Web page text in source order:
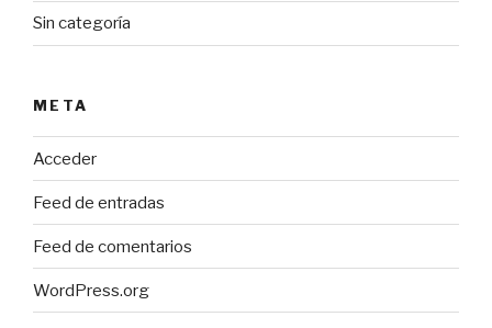
Sin categoría
META
Acceder
Feed de entradas
Feed de comentarios
WordPress.org